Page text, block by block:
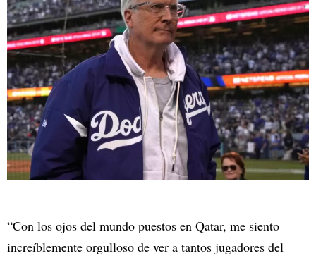
“Con los ojos del mundo puestos en Qatar, me siento
increíblemente orgulloso de ver a tantos jugadores del